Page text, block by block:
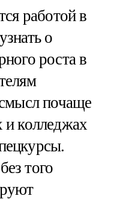
работой в
о
роста в
почаще
и колледжах
того